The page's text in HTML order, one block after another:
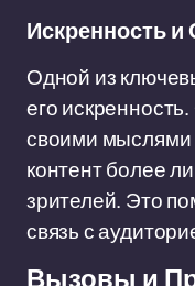
Искренность и
Одной из
его
своими мыслями
контент более
зрителей. Это
связь с
Вызовы и